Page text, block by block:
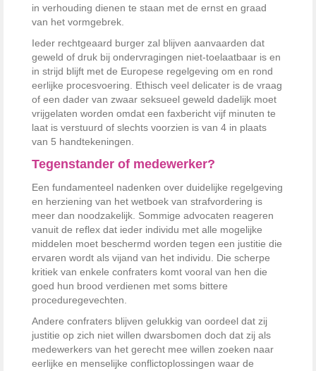
in verhouding dienen te staan met de ernst en graad
van het vormgebrek.
Ieder rechtgeaard burger zal blijven aanvaarden dat
geweld of druk bij ondervragingen niet-toelaatbaar is en
in strijd blijft met de Europese regelgeving om en rond
eerlijke procesvoering. Ethisch veel delicater is de vraag
of een dader van zwaar seksueel geweld dadelijk moet
vrijgelaten worden omdat een faxbericht vijf minuten te
laat is verstuurd of slechts voorzien is van 4 in plaats
van 5 handtekeningen.
Tegenstander of medewerker?
Een fundamenteel nadenken over duidelijke regelgeving
en herziening van het wetboek van strafvordering is
meer dan noodzakelijk. Sommige advocaten reageren
vanuit de reflex dat ieder individu met alle mogelijke
middelen moet beschermd worden tegen een justitie die
ervaren wordt als vijand van het individu. Die scherpe
kritiek van enkele confraters komt vooral van hen die
goed hun brood verdienen met soms bittere
proceduregevechten.
Andere confraters blijven gelukkig van oordeel dat zij
justitie op zich niet willen dwarsbomen doch dat zij als
medewerkers van het gerecht mee willen zoeken naar
eerlijke en menselijke conflictoplossingen waar de